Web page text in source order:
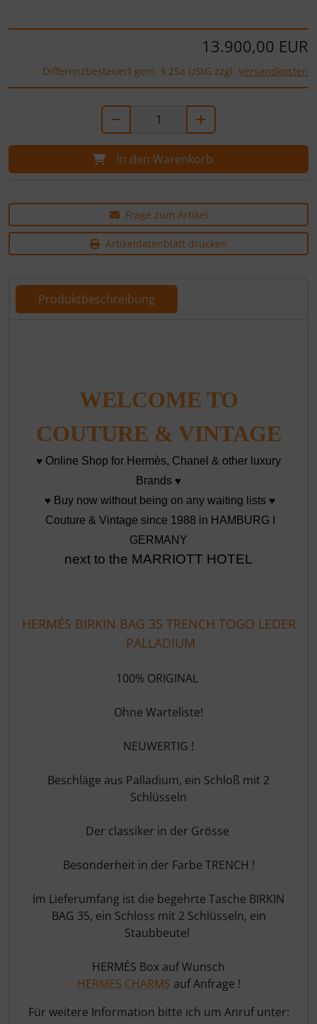
13.900,00 EUR
Differenzbesteuert gem. § 25a UStG zzgl. Versandkosten
In den Warenkorb
Frage zum Artikel
Artikeldatenblatt drucken
Produktbeschreibung
WELCOME TO
COUTURE & VINTAGE
♥ Online Shop for Hermès, Chanel & other luxury
Brands ♥
♥ Buy now without being on any waiting lists ♥
Couture & Vintage since 1988 in HAMBURG I
GERMANY
next to the MARRIOTT HOTEL
HERMÉS BIRKIN BAG 35 TRENCH TOGO LEDER
PALLADIUM
100% ORIGINAL
Ohne Warteliste!
NEUWERTIG !
Beschläge aus Palladium, ein Schloß mit 2
Schlüsseln
Der classiker in der Grösse
Besonderheit in der Farbe TRENCH !
Im Lieferumfang ist die begehrte Tasche BIRKIN
BAG 35, ein Schloss mit 2 Schlüsseln, ein
Staubbeutel
HERMÉS Box auf Wunsch
HERMES CHARMS auf Anfrage !
Für weitere Information bitte ich um Anruf unter: